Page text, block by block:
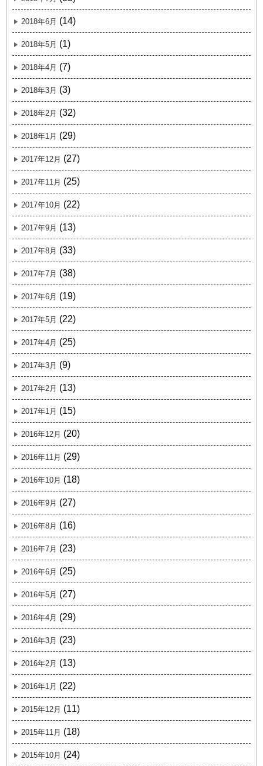
2018年6月 (14)
2018年5月 (1)
2018年4月 (7)
2018年3月 (3)
2018年2月 (32)
2018年1月 (29)
2017年12月 (27)
2017年11月 (25)
2017年10月 (22)
2017年9月 (13)
2017年8月 (33)
2017年7月 (38)
2017年6月 (19)
2017年5月 (22)
2017年4月 (25)
2017年3月 (9)
2017年2月 (13)
2017年1月 (15)
2016年12月 (20)
2016年11月 (29)
2016年10月 (18)
2016年9月 (27)
2016年8月 (16)
2016年7月 (23)
2016年6月 (25)
2016年5月 (27)
2016年4月 (29)
2016年3月 (23)
2016年2月 (13)
2016年1月 (22)
2015年12月 (11)
2015年11月 (18)
2015年10月 (24)